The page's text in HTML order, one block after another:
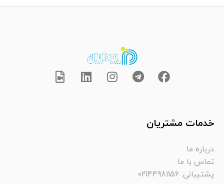
خدمات مشتریان
درباره ما
تماس با ما
پشتیبانی: 02144981156